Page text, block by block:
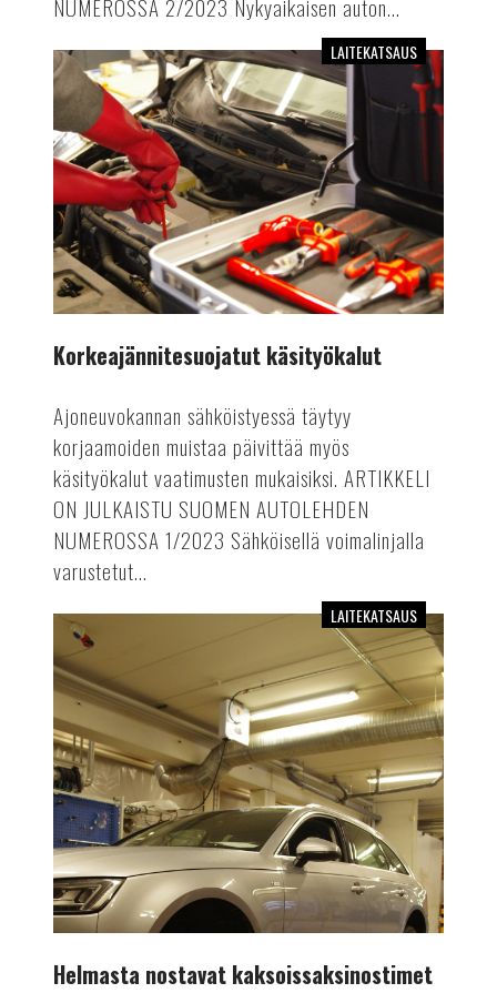
NUMEROSSA 2/2023 Nykyaikaisen auton...
Korkeajännitesuojatut
käsityökalut
LAITEKATSAUS
Korkeajännitesuojatut käsityökalut
Ajoneuvokannan sähköistyessä täytyy
korjaamoiden muistaa päivittää myös
käsityökalut vaatimusten mukaisiksi. ARTIKKELI
ON JULKAISTU SUOMEN AUTOLEHDEN
NUMEROSSA 1/2023 Sähköisellä voimalinjalla
varustetut...
Helmasta
nostavat
kaksoissaksinostimet
LAITEKATSAUS
Helmasta nostavat kaksoissaksinostimet